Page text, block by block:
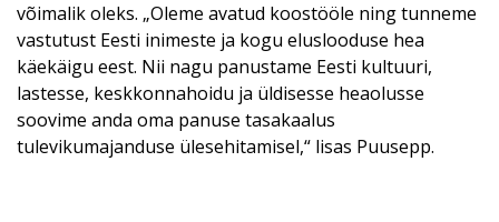
võimalik oleks. „Oleme avatud koostööle ning tunneme
vastutust Eesti inimeste ja kogu eluslooduse hea
käekäigu eest. Nii nagu panustame Eesti kultuuri,
lastesse, keskkonnahoidu ja üldisesse heaolusse
soovime anda oma panuse tasakaalus
tulevikumajanduse ülesehitamisel,“ lisas Puusepp.